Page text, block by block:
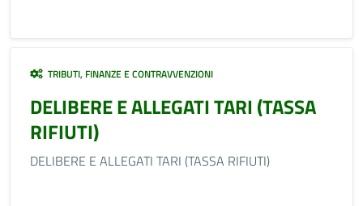
TRIBUTI, FINANZE E CONTRAVVENZIONI
DELIBERE E ALLEGATI TARI (TASSA
RIFIUTI)
DELIBERE E ALLEGATI TARI (TASSA RIFIUTI)